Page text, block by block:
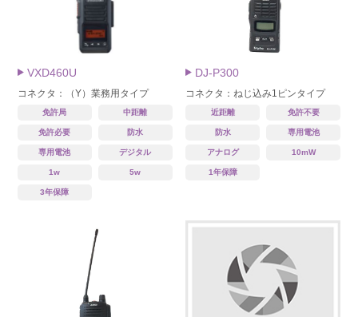
VXD460U
コネクタ：（Y）業務用タイプ
免許局 中距離
免許必要 防水
専用電池 デジタル
1w 5w
3年保障
DJ-P300
コネクタ：ねじ込み1ピンタイプ
近距離 免許不要
防水 専用電池
アナログ 10mW
1年保障